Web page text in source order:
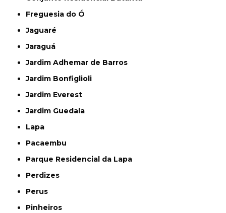
Freguesia do Ó
Jaguaré
Jaraguá
Jardim Adhemar de Barros
Jardim Bonfiglioli
Jardim Everest
Jardim Guedala
Lapa
Pacaembu
Parque Residencial da Lapa
Perdizes
Perus
Pinheiros